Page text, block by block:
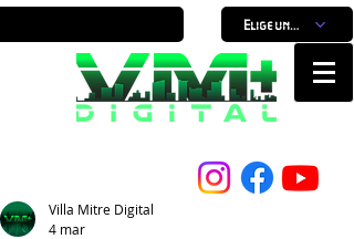
Elige un horario
Villa Mitre Digital
4 mar